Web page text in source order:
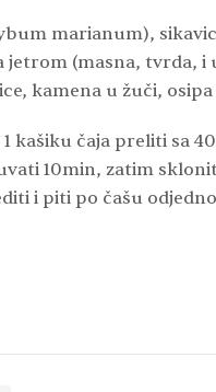
marianum),
jetrom (masna, tvrda, i
kamena u žuči, osipa
kašiku čaja preliti sa
10min, zatim
i piti po čašu